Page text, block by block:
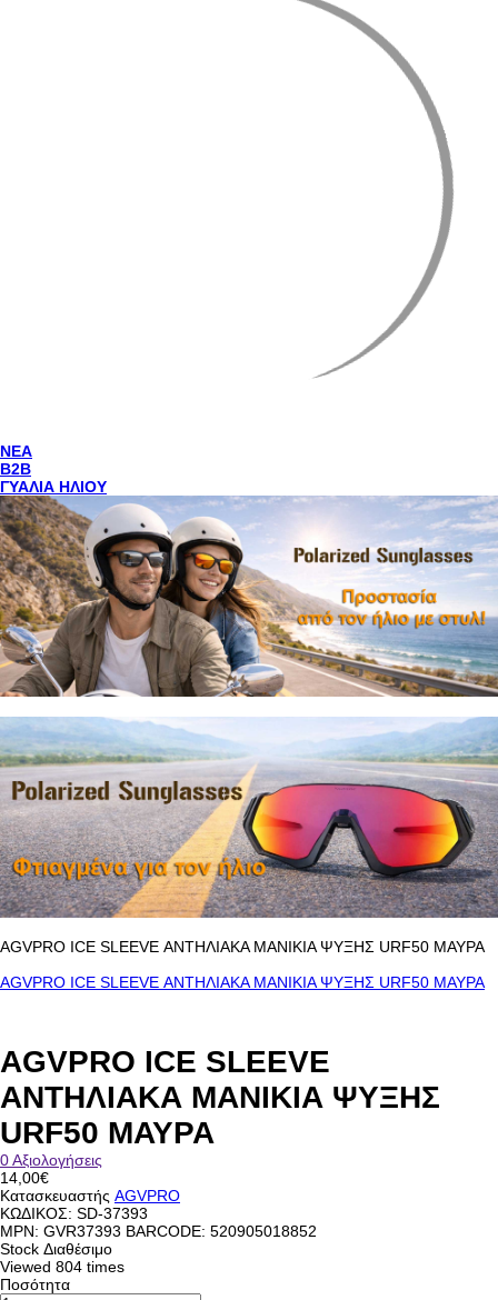
NEA
Β2Β
ΓΥΑΛΙΑ ΗΛΙΟΥ
AGVPRO ICE SLEΕVE ΑΝΤΗΛΙΑΚΑ ΜΑΝΙΚΙΑ ΨΥΞΗΣ URF50 ΜΑΥΡΑ
AGVPRO ICE SLEΕVE ΑΝΤΗΛΙΑΚΑ ΜΑΝΙΚΙΑ ΨΥΞΗΣ URF50 ΜΑΥΡΑ
AGVPRO ICE SLEΕVE
ΑΝΤΗΛΙΑΚΑ ΜΑΝΙΚΙΑ ΨΥΞΗΣ
URF50 ΜΑΥΡΑ
0 Αξιολογήσεις
14,00€
Κατασκευαστής AGVPRO
ΚΩΔΙΚΟΣ: SD-37393
MPN: GVR37393 BARCODE: 520905018852
Stock Διαθέσιμο
Viewed 804 times
Ποσότητα